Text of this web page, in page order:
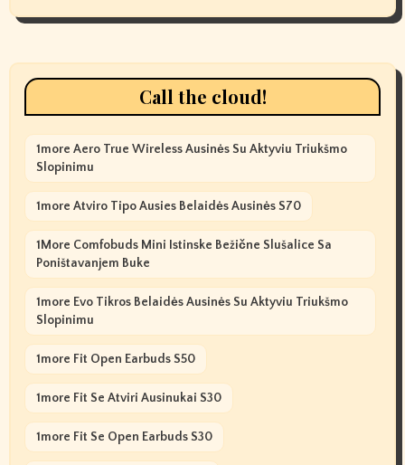
Call the cloud!
1more Aero True Wireless Ausinės Su Aktyviu Triukšmo
Slopinimu
1more Atviro Tipo Ausies Belaidės Ausinės S70
1More Comfobuds Mini Istinske Bežične Slušalice Sa
Poništavanjem Buke
1more Evo Tikros Belaidės Ausinės Su Aktyviu Triukšmo
Slopinimu
1more Fit Open Earbuds S50
1more Fit Se Atviri Ausinukai S30
1more Fit Se Open Earbuds S30